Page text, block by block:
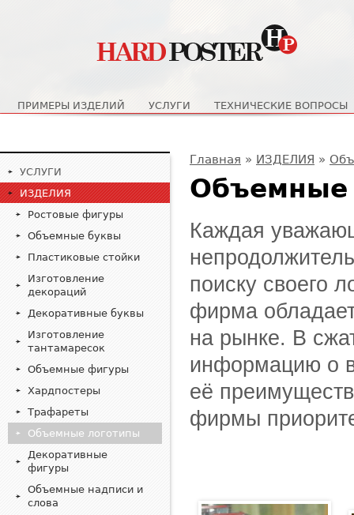
Главное меню
ПРИМЕРЫ ИЗДЕЛИЙ УСЛУГИ ТЕХНИЧЕСКИЕ ВОПРОСЫ
Вы здесь
Главная » ИЗДЕЛИЯ »
Объемные
Каждая
поиску своего
фирма
на рынке. В
информацию о
её
фирмы
УСЛУГИ
ИЗДЕЛИЯ
Ростовые фигуры
Объемные буквы
Пластиковые стойки
Изготовление
декораций
Декоративные буквы
Изготовление
тантамаресок
Объемные фигуры
Хардпостеры
Трафареты
Объемные логотипы
Декоративные
фигуры
Объемные надписи и
слова